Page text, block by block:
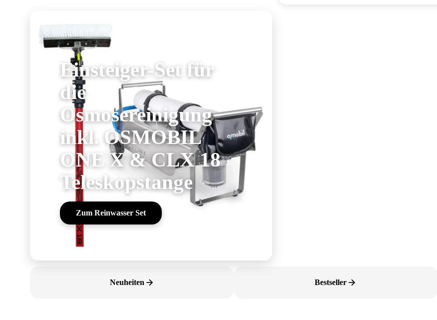
Einsteiger-Set für
die
Osmosereinigung
inkl. OSMOBIL
ONE X & CLX 18
Teleskopstange
Zum Reinwasser Set
Neuheiten Bestseller